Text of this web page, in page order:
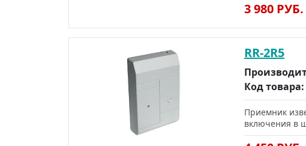
3 980 РУБ.
RR-2R5
Код товара:
Приемник
включения в